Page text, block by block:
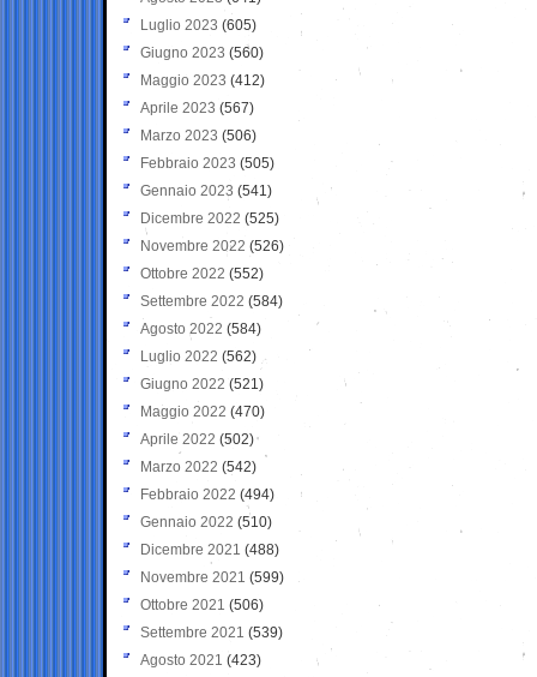
Luglio 2023 (605)
Giugno 2023 (560)
Maggio 2023 (412)
Aprile 2023 (567)
Marzo 2023 (506)
Febbraio 2023 (505)
Gennaio 2023 (541)
Dicembre 2022 (525)
Novembre 2022 (526)
Ottobre 2022 (552)
Settembre 2022 (584)
Agosto 2022 (584)
Luglio 2022 (562)
Giugno 2022 (521)
Maggio 2022 (470)
Aprile 2022 (502)
Marzo 2022 (542)
Febbraio 2022 (494)
Gennaio 2022 (510)
Dicembre 2021 (488)
Novembre 2021 (599)
Ottobre 2021 (506)
Settembre 2021 (539)
Agosto 2021 (423)